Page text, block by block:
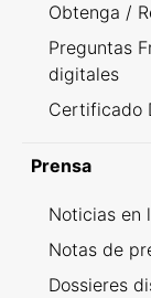
Obtenga /
Preguntas
digitales
Certificado
Prensa
Noticias en
Notas de
Dossieres